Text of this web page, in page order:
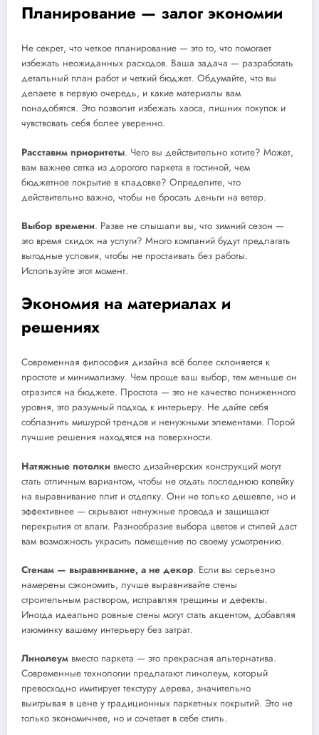
Планирование — залог экономии
Не секрет, что четкое планирование — это то, что помогает
избежать неожиданных расходов. Ваша задача — разработать
детальный план работ и четкий бюджет. Обдумайте, что вы
делаете в первую очередь, и какие материалы вам
понадобятся. Это позволит избежать хаоса, лишних покупок и
чувствовать себя более уверенно.
Расставим приоритеты. Чего вы действительно хотите? Может,
вам важнее сетка из дорогого паркета в гостиной, чем
бюджетное покрытие в кладовке? Определите, что
действительно важно, чтобы не бросать деньги на ветер.
Выбор времени. Разве не слышали вы, что зимний сезон —
это время скидок на услуги? Много компаний будут предлагать
выгодные условия, чтобы не простаивать без работы.
Используйте этот момент.
Экономия на материалах и
решениях
Современная философия дизайна всё более склоняется к
простоте и минимализму. Чем проще ваш выбор, тем меньше он
отразится на бюджете. Простота — это не качество пониженного
уровня, это разумный подход к интерьеру. Не дайте себя
соблазнить мишурой трендов и ненужными элементами. Порой
лучшие решения находятся на поверхности.
Натяжные потолки вместо дизайнерских конструкций могут
стать отличным вариантом, чтобы не отдать последнюю копейку
на выравнивание плит и отделку. Они не только дешевле, но и
эффективнее — скрывают ненужные провода и защищают
перекрытия от влаги. Разнообразие выбора цветов и стилей даст
вам возможность украсить помещение по своему усмотрению.
Стенам — выравнивание, а не декор. Если вы серьезно
намерены сэкономить, лучше выравнивайте стены
строительным раствором, исправляя трещины и дефекты.
Иногда идеально ровные стены могут стать акцентом, добавляя
изюминку вашему интерьеру без затрат.
Линолеум вместо паркета — это прекрасная альтернатива.
Современные технологии предлагают линолеум, который
превосходно имитирует текстуру дерева, значительно
выигрывая в цене у традиционных паркетных покрытий. Это не
только экономичнее, но и сочетает в себе стиль.